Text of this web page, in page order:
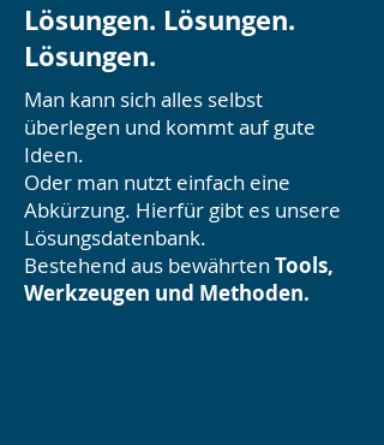
Lösungen. Lösungen.
Lösungen.
Man kann sich alles selbst
überlegen und kommt auf gute
Ideen.
Oder man nutzt einfach eine
Abkürzung. Hierfür gibt es unsere
Lösungsdatenbank.
Bestehend aus bewährten Tools,
Werkzeugen und Methoden.